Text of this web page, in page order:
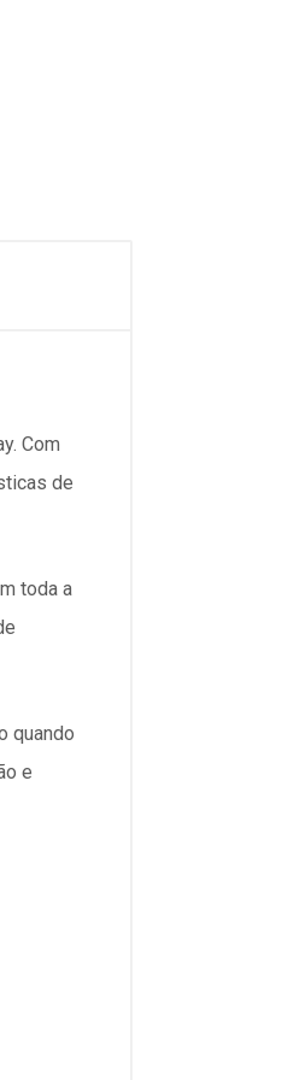
Com
de
toda a
quando
e